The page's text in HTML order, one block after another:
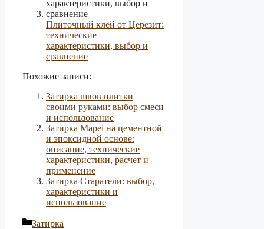
Плиточный клей от Церезит:
технические
характеристики, выбор и
сравнение
Похожие записи:
Затирка швов плитки
своими руками: выбор смеси
и использование
Затирка Mapei на цементной
и эпоксидной основе:
описание, технические
характеристики, расчет и
применение
Затирка Старатели: выбор,
характеристики и
использование
Рубрики
Затирка